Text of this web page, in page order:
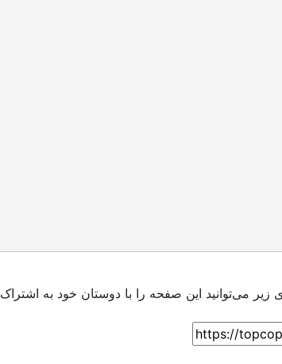
زیر می‌توانید این صفحه را با دوستان خود به اشتراک